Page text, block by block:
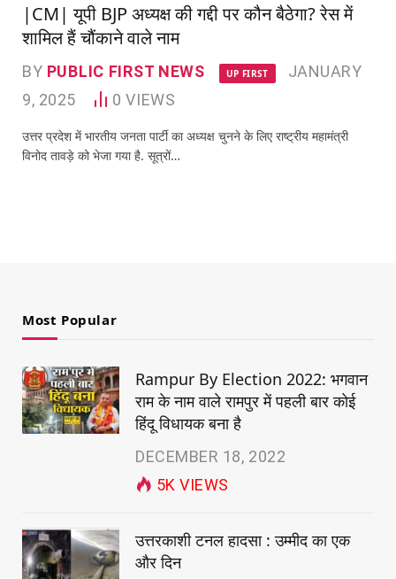
|CM| यूपी BJP अध्यक्ष की गद्दी पर कौन बैठेगा? रेस में
शामिल हैं चौंकाने वाले नाम
BY PUBLIC FIRST NEWS UP FIRST
JANUARY
9, 2025
0VIEWS
उत्तर प्रदेश में भारतीय जनता पार्टी का अध्यक्ष चुनने के लिए राष्ट्रीय महामंत्री
विनोद तावड़े को भेजा गया है. सूत्रों…
Most Popular
Rampur By Election 2022: भगवान
राम के नाम वाले रामपुर में पहली बार कोई
हिंदू विधायक बना है
DECEMBER 18, 2022
5KVIEWS
उत्तरकाशी टनल हादसा : उम्मीद का एक
और दिन